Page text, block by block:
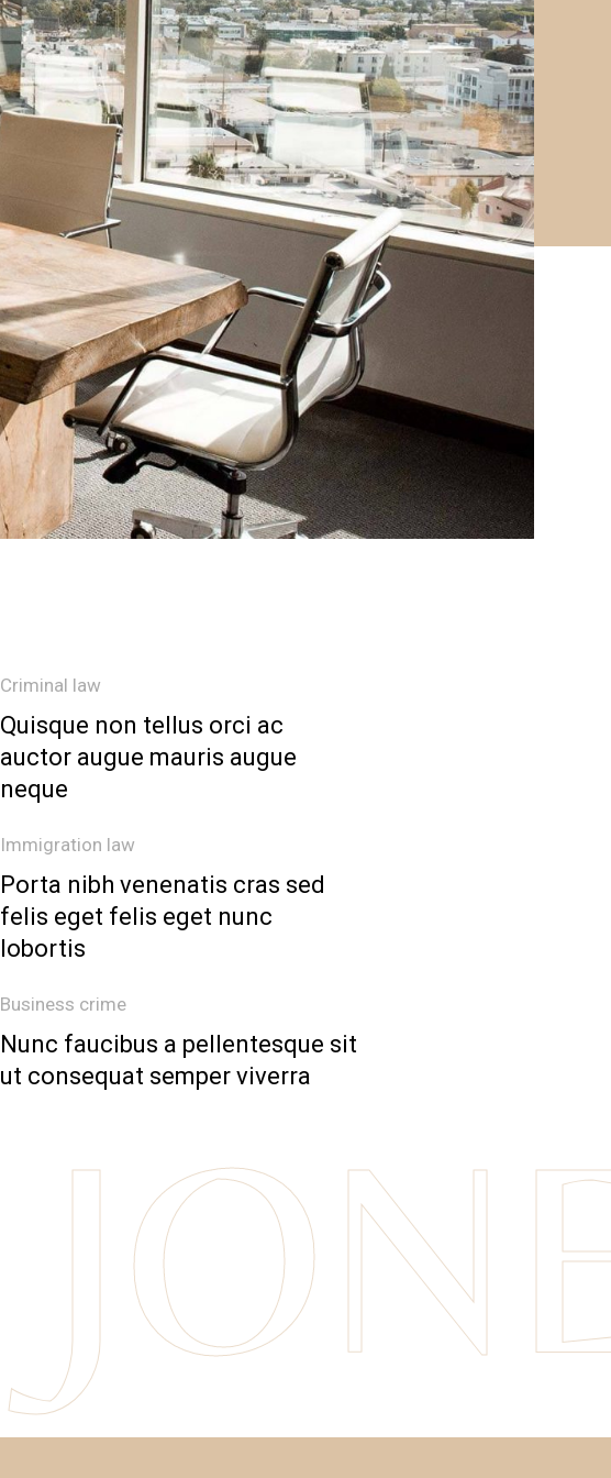
Criminal law
Quisque non tellus orci ac
auctor augue mauris augue
neque
Immigration law
Porta nibh venenatis cras sed
felis eget felis eget nunc
lobortis
Business crime
Nunc faucibus a pellentesque sit
ut consequat semper viverra